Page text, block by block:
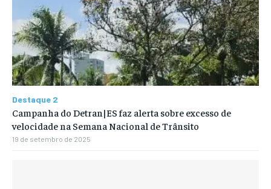
Destaque 2
Campanha do Detran|ES faz alerta sobre excesso de
velocidade na Semana Nacional de Trânsito
19 de setembro de 2025